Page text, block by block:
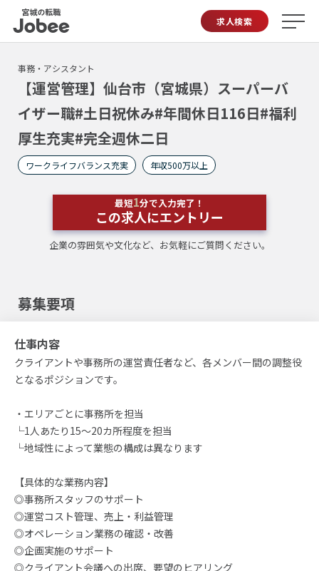
求人検索
事務・アシスタント
【運営管理】仙台市（宮城県）スーパーバ
イザー職#土日祝休み#年間休日116日#福利
厚生充実#完全週休二日
ワークライフバランス充実 年収500万以上
最短1分で入力完了！
この求人にエントリー
企業の雰囲気や文化など、お気軽にご質問ください。
募集要項
仕事内容
クライアントや事務所の運営責任者など、各メンバー間の調整役
となるポジションです。
・エリアごとに事務所を担当
└1人あたり15～20カ所程度を担当
└地域性によって業態の構成は異なります
【具体的な業務内容】
◎事務所スタッフのサポート
◎運営コスト管理、売上・利益管理
◎オペレーション業務の確認・改善
◎企画実施のサポート
◎クライアント会議への出席、要望のヒアリング